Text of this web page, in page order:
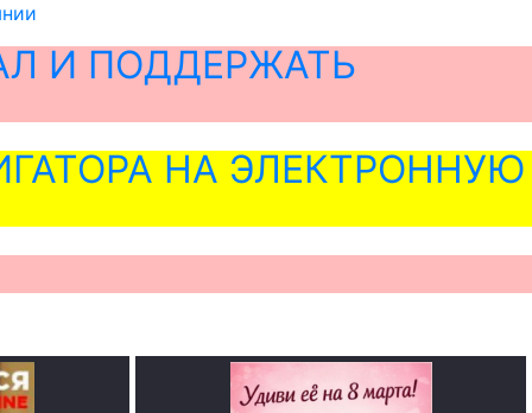
И ПОДДЕРЖАТЬ
НА ЭЛЕКТРОННУЮ